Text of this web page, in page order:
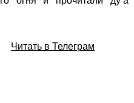
Читать в Телеграм